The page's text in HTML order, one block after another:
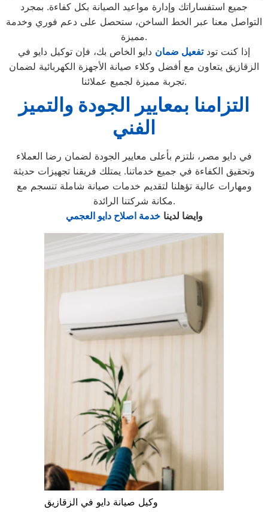
جميع استفساراتك وإدارة مواعيد الصيانة بكل كفاءة. بمجرد
التواصل معنا عبر الخط الساخن، ستحصل على دعم فوري وخدمة
مميزة.
إذا كنت تودتفعيل ضمان دايو الخاص بك، فإن توكيل دايو في
الزقازيق يتعاون مع أفضل وكلاء صيانة الأجهزة الكهربائية لضمان
تجربة مميزة لجميع عملائنا.
التزامنا بمعايير الجودة والتميز
الفني
في دايو مصر، نلتزم بأعلى معايير الجودة لضمان رضا العملاء
وتحقيق الكفاءة في جميع خدماتنا. يمتلك فريقنا تجهيزات حديثة
ومهارات عالية تؤهلنا لتقديم خدمات صيانة شاملة تنسجم مع
مكانة شركتنا الرائدة.
وايضا لدينا خدمة اصلاح دايو العجمي
وكيل صيانة دايو في الزقازيق